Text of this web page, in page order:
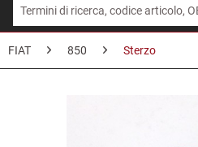
FIAT 850 Sterzo